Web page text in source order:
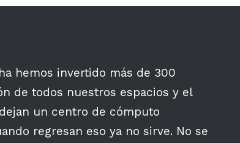
hemos invertido más de 300
de todos nuestros espacios y el
un centro de cómputo
regresan eso ya no sirve. No se